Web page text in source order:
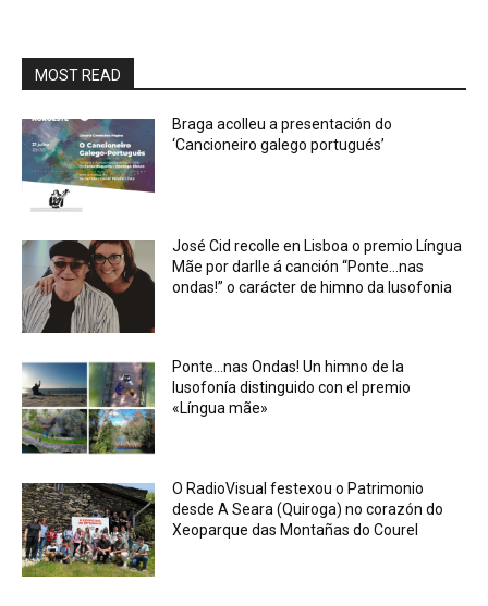
MOST READ
Braga acolleu a presentación do
‘Cancioneiro galego portugués’
José Cid recolle en Lisboa o premio Língua
Mãe por darlle á canción “Ponte…nas
ondas!” o carácter de himno da lusofonia
Ponte…nas Ondas! Un himno de la
lusofonía distinguido con el premio
«Língua mãe»
O RadioVisual festexou o Patrimonio
desde A Seara (Quiroga) no corazón do
Xeoparque das Montañas do Courel